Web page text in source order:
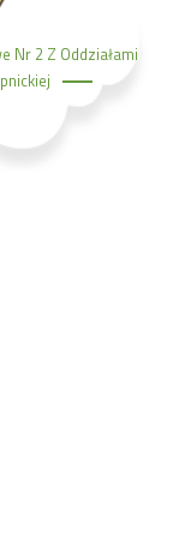
Nr 2 Z Oddziałami